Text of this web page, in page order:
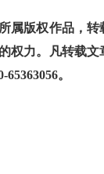
版权作品，转
权力。凡转载
。